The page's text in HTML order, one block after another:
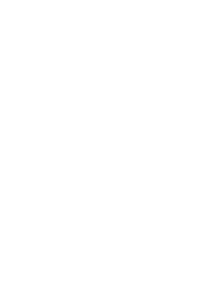
des Galaxy S25
So läuft nicht nur
– mit Hilfe von
sicherst du dir
Aufgaben. Selbst
S25 FE musst du dir
Der ausdauernde Akku
mit deinem